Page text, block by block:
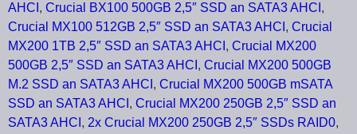
AHCI , Crucial BX100 500GB 2,5″ SSD an SATA3 AHCI ,
Crucial MX100 512GB 2,5″ SSD an SATA3 AHCI , Crucial
MX200 1TB 2,5″ SSD an SATA3 AHCI , Crucial MX200
500GB 2,5″ SSD an SATA3 AHCI , Crucial MX200 500GB
M.2 SSD an SATA3 AHCI , Crucial MX200 500GB mSATA
SSD an SATA3 AHCI , Crucial MX200 250GB 2,5″ SSD an
SATA3 AHCI , 2x Crucial MX200 250GB 2,5″ SSDs RAID0,